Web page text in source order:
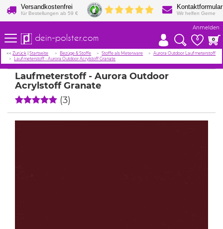
Versandkostenfrei
für Bestellungen ab 59 €
Kontaktformular
Wir helfen Gerne
dein-polster.com
Anmelden
0 0
<<Zurück |Startseite Bezüge & Stoffe Stoffe als Meterware
Aurora Outdoor Laufmeterstoff
Laufmeterstoff - Aurora Outdoor Acrylstoff Granate
Laufmeterstoff - Aurora Outdoor
Acrylstoff Granate
(3)